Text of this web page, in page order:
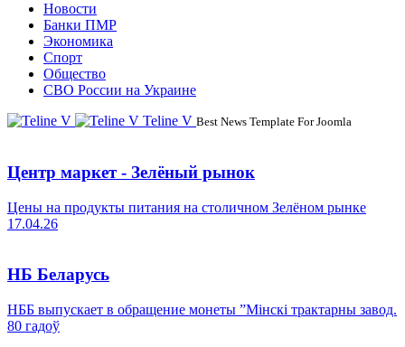
Новости
Банки ПМР
Экономика
Спорт
Общество
СВО России на Украине
Teline V Best News Template For Joomla
Центр маркет - Зелёный рынок
Цены на продукты питания на столичном Зелёном рынке
17.04.26
НБ Беларусь
НББ выпускает в обращение монеты ”Мінскі трактарны завод.
80 гадоў